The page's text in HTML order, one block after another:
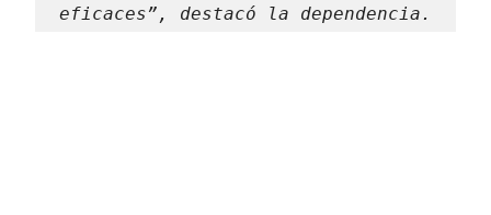
eficaces”, destacó la dependencia.